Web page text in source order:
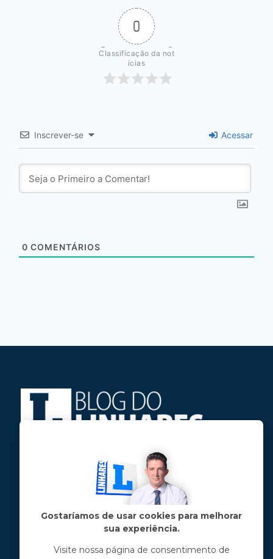
0
Classificação da not
ícias
Inscrever-se Acessar
0 COMENTÁRIOS
Jose Linhares Jr é maranhense.
Formado em Jornalismo, estudou filosofia
e tem pós-graduações em ciência política
e marketing político.
Menu principal
Gostaríamos de usar cookies para melhorar
sua experiência.
Visite nossa página de consentimento de